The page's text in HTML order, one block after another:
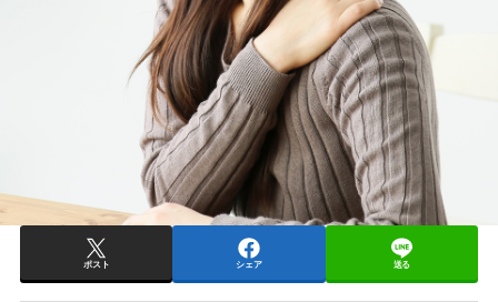
ポスト シェア 送る